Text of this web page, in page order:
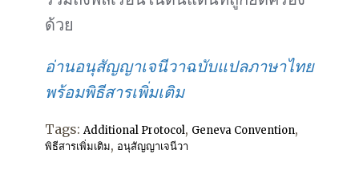
ด้วย
อ่านอนุสัญญาเจนีวาฉบับแปลภาษาไทย
พร้อมพิธีสารเพิ่มเติม
Tags: Additional Protocol, Geneva Convention,
พิธีสารเพิ่มเติม, อนุสัญญาเจนีวา